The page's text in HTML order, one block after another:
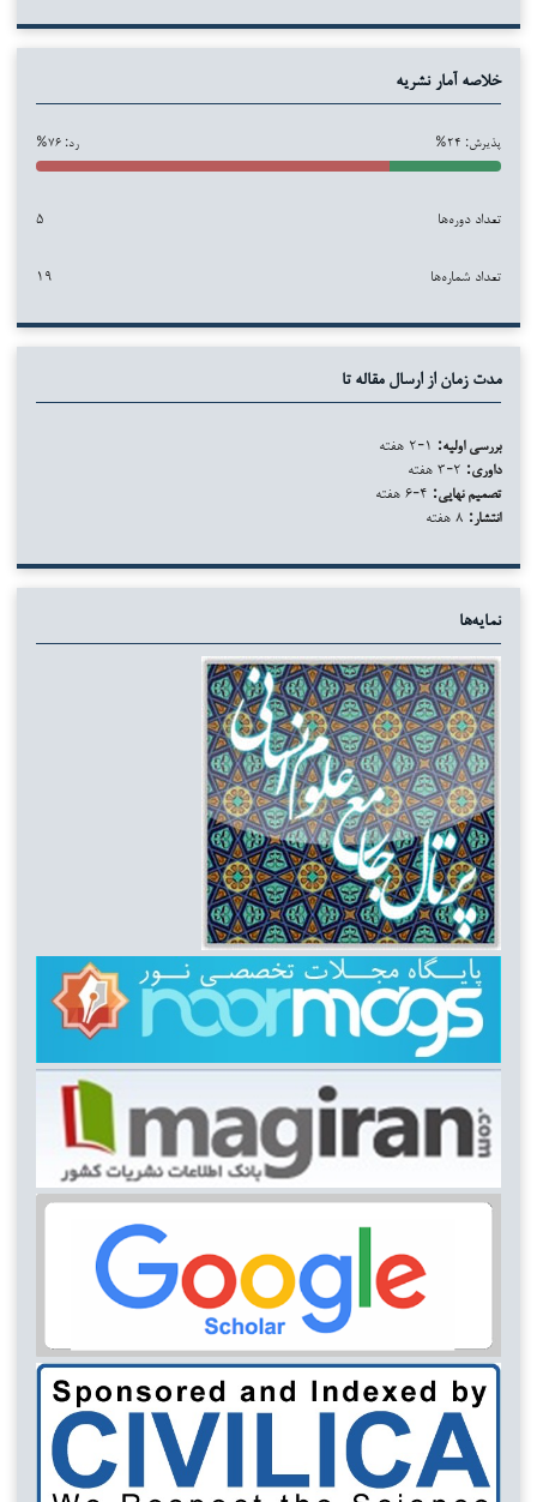
خلاصه آمار نشریه
پذیرش: ۲۴%
تعداد دوره‌ها
تعداد شماره‌ها
مدت زمان از ارسال مقاله تا
بررسی اولیه:۱-۲ هفته
داوری:۲-۳ هفته
تصمیم نهایی:۴-۶ هفته
انتشار:۸ هفته
نمایه‌ها